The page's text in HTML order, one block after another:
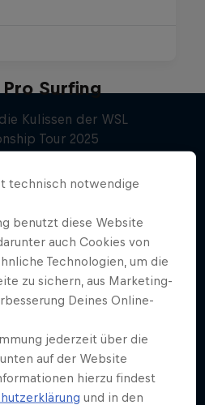
Surfing
Kulissen der WSL
Tour 2025
technisch notwendige
benutzt diese Website
auch Cookies von
Technologien, um die
zu sichern, aus Marketing-
Deines Online-
jederzeit über die
auf der Website
hierzu findest
und in den